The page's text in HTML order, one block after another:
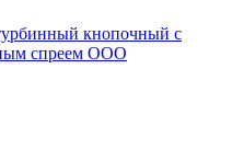
кнопочный с
спреем ООО